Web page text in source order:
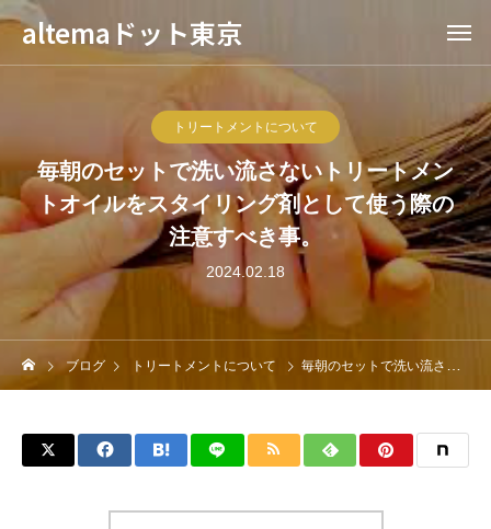
altemaドット東京
トリートメントについて
毎朝のセットで洗い流さないトリートメン
トオイルをスタイリング剤として使う際の
注意すべき事。
2024.02.18
ブログ トリートメントについて 毎朝のセットで洗い流さないトリートメントオイルをスタイリング剤として使う際の注意すべき事。